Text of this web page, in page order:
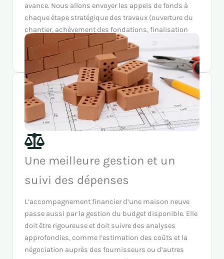
avance. Nous allons envoyer les appels de fonds à
chaque étape stratégique des travaux (ouverture du
chantier, achèvement des fondations, finalisation
des gros-œuvres, réalisation de la mise hors d’eau,
etc.).
Une meilleure gestion et un
suivi des dépenses
L’accompagnement financier d’une maison neuve
passe aussi par la gestion du budget disponible. Elle
doit être rigoureuse et doit suivre des analyses
approfondies, comme l’estimation des coûts et la
négociation auprès des fournisseurs ou d’autres